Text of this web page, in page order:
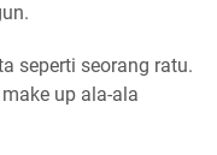
seperti seorang ratu.
up ala-ala